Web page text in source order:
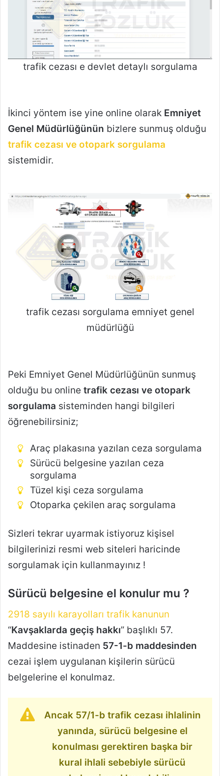
trafik cezası e devlet detaylı sorgulama
İkinci yöntem ise yine online olarak Emniyet
Genel Müdürlüğünün bizlere sunmuş olduğu
trafik cezası ve otopark sorgulama
sistemidir.
trafik cezası sorgulama emniyet genel
müdürlüğü
Peki Emniyet Genel Müdürlüğünün sunmuş
olduğu bu online trafik cezası ve otopark
sorgulama sisteminden hangi bilgileri
öğrenebilirsiniz;
Araç plakasına yazılan ceza sorgulama
Sürücü belgesine yazılan ceza
sorgulama
Tüzel kişi ceza sorgulama
Otoparka çekilen araç sorgulama
Sizleri tekrar uyarmak istiyoruz kişisel
bilgilerinizi resmi web siteleri haricinde
sorgulamak için kullanmayınız !
Sürücü belgesine el konulur mu ?
2918 sayılı karayolları trafik kanunun
“Kavşaklarda geçiş hakkı” başlıklı 57.
Maddesine istinaden 57-1-b maddesinden
cezai işlem uygulanan kişilerin sürücü
belgelerine el konulmaz.
Ancak 57/1-b trafik cezası ihlalinin
yanında, sürücü belgesine el
konulması gerektiren başka bir
kural ihlali sebebiyle sürücü